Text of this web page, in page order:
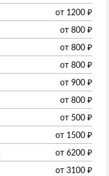
от 1200 ₽
от 800 ₽
от 800 ₽
от 800 ₽
от 900 ₽
от 800 ₽
от 500 ₽
от 1500 ₽
от 6200 ₽
от 3100 ₽